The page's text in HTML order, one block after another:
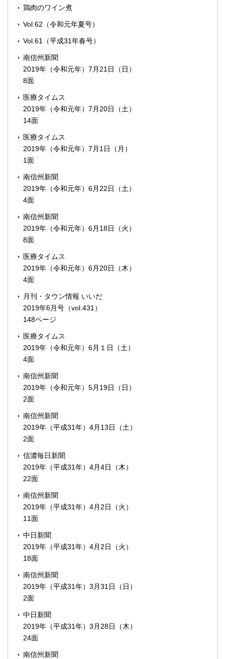
鶏肉のワイン煮
Vol.62（令和元年夏号）
Vol.61（平成31年春号）
南信州新聞
2019年（令和元年）7月21日（日）
8面
医療タイムス
2019年（令和元年）7月20日（土）
14面
医療タイムス
2019年（令和元年）7月1日（月）
1面
南信州新聞
2019年（令和元年）6月22日（土）
4面
南信州新聞
2019年（令和元年）6月18日（火）
8面
医療タイムス
2019年（令和元年）6月20日（木）
4面
月刊・タウン情報 いいだ
2019年6月号（vol.431）
148ページ
医療タイムス
2019年（令和元年）6月１日（土）
4面
南信州新聞
2019年（令和元年）5月19日（日）
2面
南信州新聞
2019年（平成31年）4月13日（土）
2面
信濃毎日新聞
2019年（平成31年）4月4日（木）
22面
南信州新聞
2019年（平成31年）4月2日（火）
11面
中日新聞
2019年（平成31年）4月2日（火）
18面
南信州新聞
2019年（平成31年）3月31日（日）
2面
中日新聞
2019年（平成31年）3月28日（木）
24面
南信州新聞